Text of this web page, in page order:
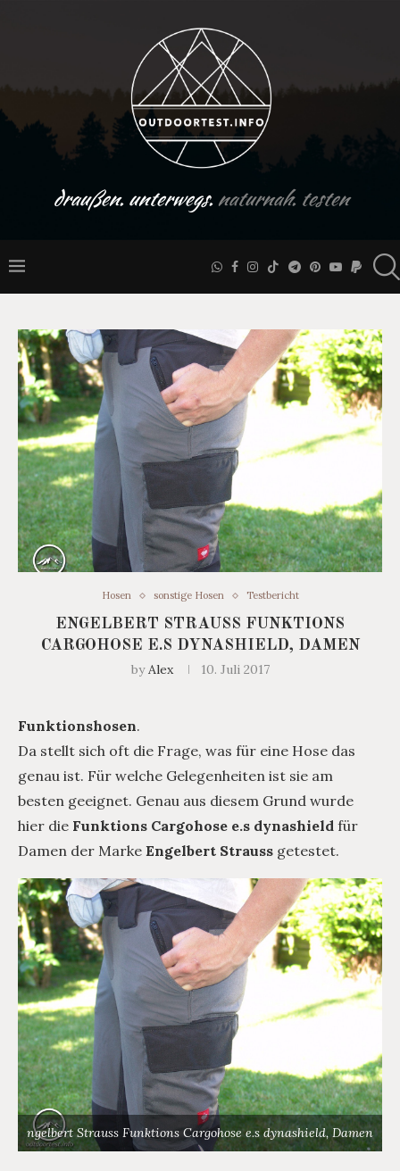
draußen. unterwegs.naturnah. testen
Hosen sonstige Hosen Testbericht
ENGELBERT STRAUSS FUNKTIONS
CARGOHOSE E.S DYNASHIELD, DAMEN
byAlex 10. Juli 2017
Funktionshosen.
Da stellt sich oft die Frage, was für eine Hose das
genau ist. Für welche Gelegenheiten ist sie am
besten geeignet. Genau aus diesem Grund wurde
hier die Funktions Cargohose e.s dynashield für
Damen der Marke Engelbert Strauss getestet.
ngelbert Strauss Funktions Cargohose e.s dynashield, Damen